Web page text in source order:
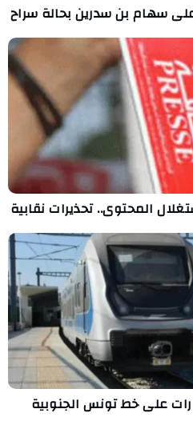
على سهام بن سدرين بحالة سراح
المحتوى.. تحذيرات نقابية
على خط تونس الجنوبية